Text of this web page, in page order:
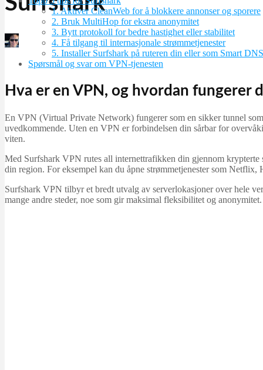
Martin Jørgensen
november 4, 2025
1. Aktiver CleanWeb for å blokkere annonser og sporere
2. Bruk MultiHop for ekstra anonymitet
3. Bytt protokoll for bedre hastighet eller stabilitet
4. Få tilgang til internasjonale strømmetjenester
5. Installer Surfshark på ruteren din eller som Smart DNS
Spørsmål og svar om VPN-tjenesten
Hva er en VPN, og hvordan fungerer
En VPN (Virtual Private Network) fungerer som en sikker tunnel
uvedkommende. Uten en VPN er forbindelsen din sårbar for
viten.
Med Surfshark VPN rutes all internettrafikken din gjennom
din region. For eksempel kan du åpne strømmetjenester som
Surfshark VPN tilbyr et bredt utvalg av serverlokasjoner over hele
mange andre steder, noe som gir maksimal fleksibilitet og anonymitet.